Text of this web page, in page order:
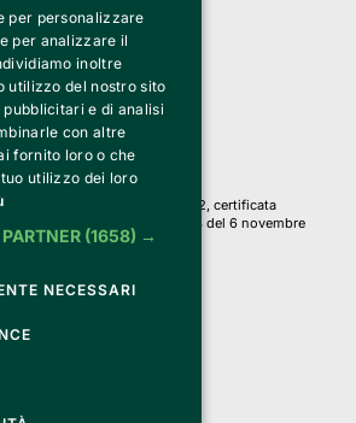
di:
Cinisello Balsamo (MI)
1833471
Tutti i diritti riservati
di biglietteria Belive 6.2, certificata
con protocollo n. 2025/445474 del 6 novembre
i tuoi dati
certificato SSL
per personalizzare
per analizzare il
inoltre
utilizzo del nostro sito
e di analisi
con altre
fornito loro o che
utilizzo dei loro
(1658) →
NECESSARI